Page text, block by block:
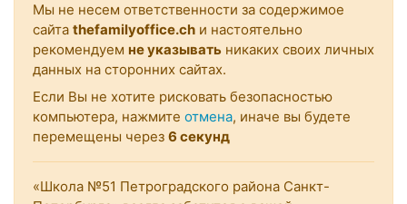
Мы не несем ответственности за содержимое
сайта thefamilyoffice.ch и настоятельно
рекомендуем не указывать никаких своих личных
данных на сторонних сайтах.
Если Вы не хотите рисковать безопасностью
компьютера, нажмите отмена, иначе вы будете
перемещены через 6 секунд
«Школа №51 Петроградского района Санкт-